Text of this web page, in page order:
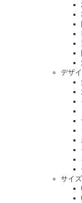
デザ
サイ